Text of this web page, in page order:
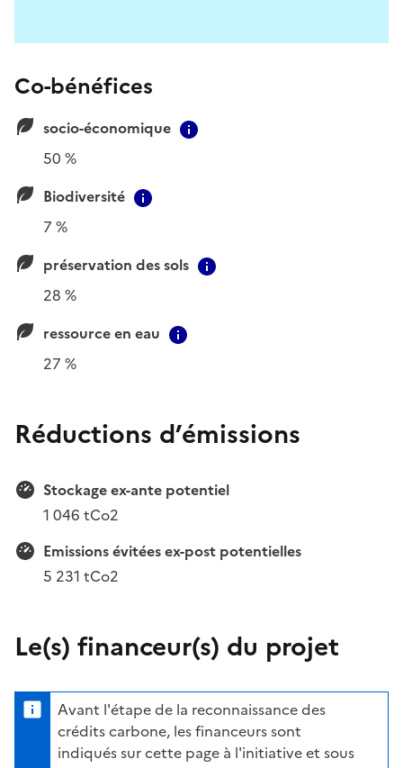
Co-bénéfices
socio-économique
50 %
Biodiversité
7 %
préservation des sols
28 %
ressource en eau
27 %
Réductions d’émissions
Stockage ex-ante potentiel
1 046 tCo2
Emissions évitées ex-post potentielles
5 231 tCo2
Le(s) financeur(s) du projet
Avant l'étape de la reconnaissance des
crédits carbone, les financeurs sont
indiqués sur cette page à l'initiative et sous